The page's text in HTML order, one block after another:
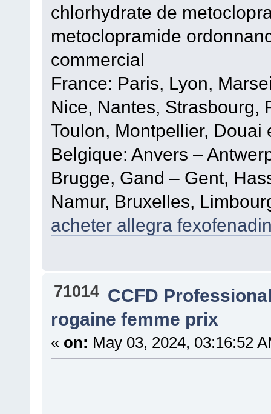
chlorhydrate de
metoclopramide
commercial
France: Paris, Lyon,
Nice, Nantes, Strasbourg,
Toulon, Montpellier, Douai
Belgique: Anvers –
Brugge, Gand – Gent,
Namur, Bruxelles,
acheter allegra
71014 CCFD
rogaine femme prix
« on: May 03, 2024, 03:16:52